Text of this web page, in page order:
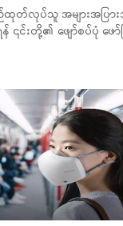
တ်လုပ်သူ အများအပြာ
န် ၎င်းတို့၏ ဖျော်စပ်ပုံ ဖေ